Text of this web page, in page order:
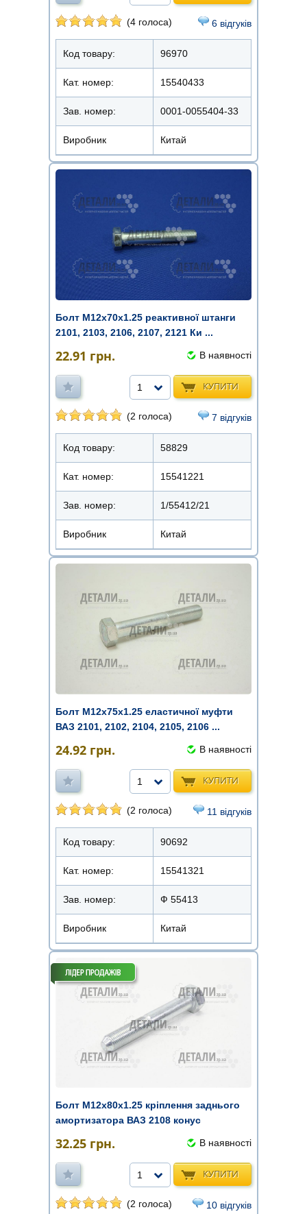
(4 голоса) 6 відгуків
Код товару: 96970
Кат. номер: 15540433
Зав. номер: 0001-0055404-33
Виробник Китай
Болт М12х70х1.25 реактивної штанги
2101, 2103, 2106, 2107, 2121 Ки ...
22.91 грн. В наявності
КУПИТИ
1
(2 голоса) 7 відгуків
Код товару: 58829
Кат. номер: 15541221
Зав. номер: 1/55412/21
Виробник Китай
Болт М12х75х1.25 еластичної муфти
ВАЗ 2101, 2102, 2104, 2105, 2106 ...
24.92 грн. В наявності
КУПИТИ
1
(2 голоса) 11 відгуків
Код товару: 90692
Кат. номер: 15541321
Зав. номер: Ф 55413
Виробник Китай
Болт М12х80х1.25 кріплення заднього
амортизатора ВАЗ 2108 конус
32.25 грн. В наявності
КУПИТИ
1
(2 голоса) 10 відгуків